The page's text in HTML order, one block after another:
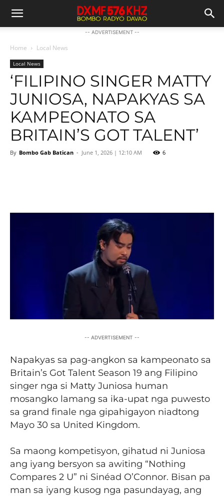
-- ADVERTISEMENT --
Home Local News
Local News
‘FILIPINO SINGER MATTY
JUNIOSA, NAPAKYAS SA
KAMPEONATO SA
BRITAIN’S GOT TALENT’
By Bombo Gab Batican - June 1, 2026 | 12:10 AM 6
-- ADVERTISEMENT --
Napakyas sa pag-angkon sa kampeonato sa
Britain’s Got Talent Season 19 ang Filipino
singer nga si Matty Juniosa human
mosangko lamang sa ika-upat nga puwesto
sa grand finale nga gipahigayon niadtong
Mayo 30 sa United Kingdom.
Sa maong kompetisyon, gihatud ni Juniosa
ang iyang bersyon sa awiting “Nothing
Compares 2 U” ni Sinéad O’Connor. Bisan pa
man sa iyang kusog nga pasundayag, ang